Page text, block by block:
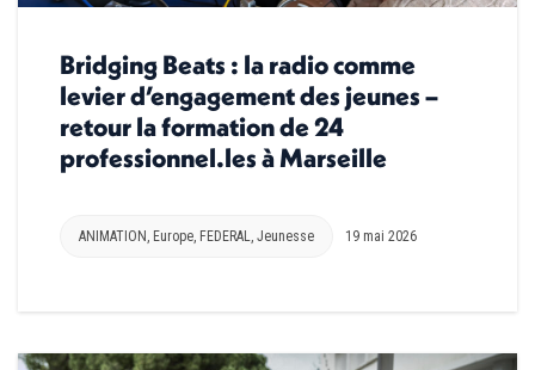
Bridging Beats : la radio comme
levier d’engagement des jeunes –
retour la formation de 24
professionnel.les à Marseille
ANIMATION, Europe, FEDERAL, Jeunesse 19 mai 2026